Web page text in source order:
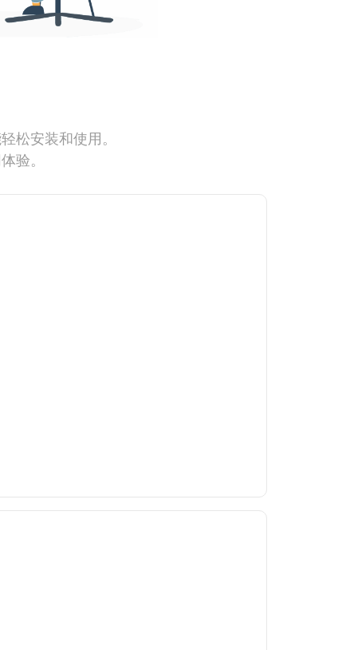
松安装和使用。
验。